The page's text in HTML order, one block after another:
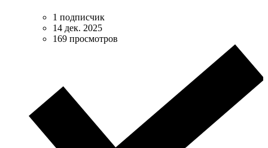
1 подписчик
14 дек. 2025
169 просмотров